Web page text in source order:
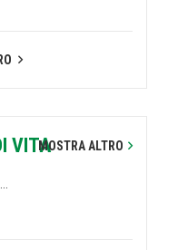
VITAMOSTRA ALTRO